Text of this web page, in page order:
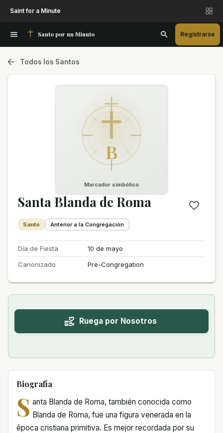
Saint for a Minute
Santo por un Minuto Registrarse
Todos los Santos
B
Marcador simbólico
Santa Blanda de Roma
Santo Anterior a la Congregación
Día de Fiesta
10 de mayo
Canonizado
Pre-Congregation
Ruega por Nosotros
Biografía
S anta Blanda de Roma, también conocida como
Blanda de Roma, fue una figura venerada en la
época cristiana primitiva. Es mejor recordada por su